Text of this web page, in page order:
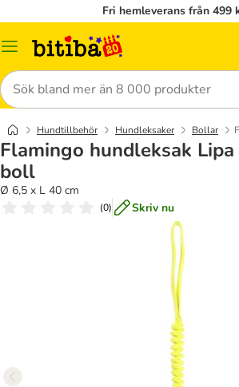
Fri hemleverans från 499
Meny
Sök
Hundtillbehör Hundleksaker Bollar
Flamingo hundleksak
boll
Ø 6,5 x L 40 cm
(0) Skriv nu